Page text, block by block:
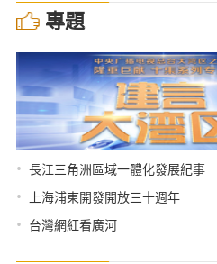
專題
• 長江三角洲區域一體化發展紀事
• 上海浦東開發開放三十週年
• 台灣網紅看廣河